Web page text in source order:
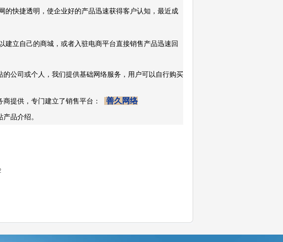
快捷透明，使企业好的产品迅速获得客户认知，最近成
自己的商城，或者入驻电商平台直接销售产品迅速回
公司或个人，我们提供基础网络服务，用户可以自行购买
提供，专门建立了销售平台： 善久网络
品介绍。